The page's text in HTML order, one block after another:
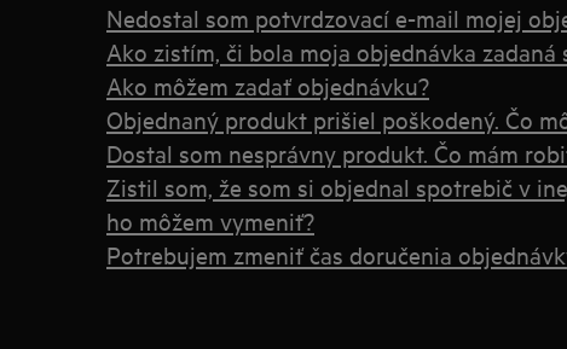
Nedostal som potvrdzovací e-mail mojej
Ako zistím, či bola moja objednávka zadaná
Ako môžem zadať objednávku?
Objednaný produkt prišiel poškodený. Čo
Dostal som nesprávny produkt. Čo mám
Zistil som, že som si objednal spotrebič v
ho môžem vymeniť?
Potrebujem zmeniť čas doručenia